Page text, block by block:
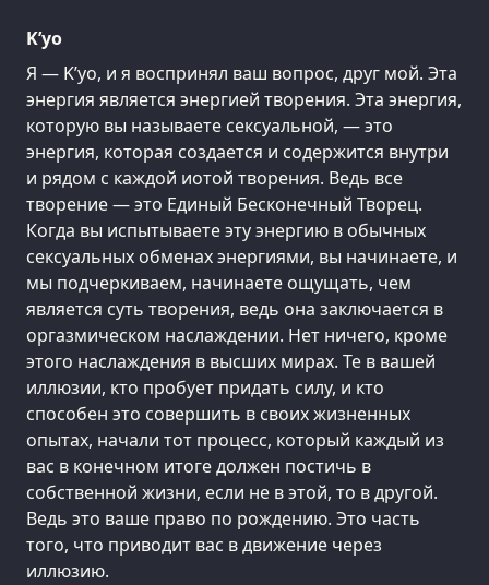
K’уо
Я — K’уо, и я воспринял ваш вопрос, друг мой. Эта
энергия является энергией творения. Эта энергия,
которую вы называете сексуальной, — это
энергия, которая создается и содержится внутри
и рядом с каждой иотой творения. Ведь все
творение — это Единый Бесконечный Творец.
Когда вы испытываете эту энергию в обычных
сексуальных обменах энергиями, вы начинаете, и
мы подчеркиваем, начинаете ощущать, чем
является суть творения, ведь она заключается в
оргазмическом наслаждении. Нет ничего, кроме
этого наслаждения в высших мирах. Те в вашей
иллюзии, кто пробует придать силу, и кто
способен это совершить в своих жизненных
опытах, начали тот процесс, который каждый из
вас в конечном итоге должен постичь в
собственной жизни, если не в этой, то в другой.
Ведь это ваше право по рождению. Это часть
того, что приводит вас в движение через
иллюзию.